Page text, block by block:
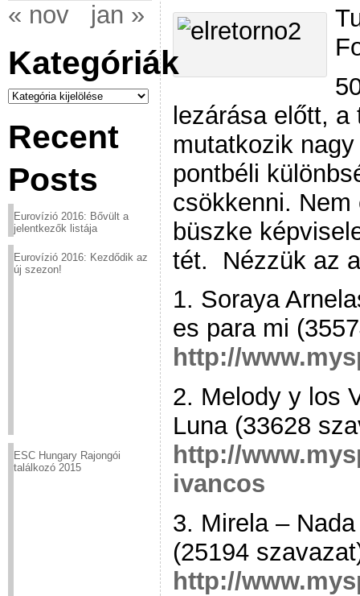
« nov jan »
Kategóriák
Kategóriák
Recent
Posts
Eurovízió 2016: Bővült a
jelentkezők listája
Eurovízió 2016: Kezdődik az
új szezon!
ESC Hungary Rajongói
találkozó 2015
lezárása előtt, a
mutatkozik
pontbéli
csökkenni.
büszke
tét. Nézzük az
1. Soraya
es para mi
http://
2. Melody y los
Luna (33628
http://
ivancos
3. Mirela –
(25194
http://